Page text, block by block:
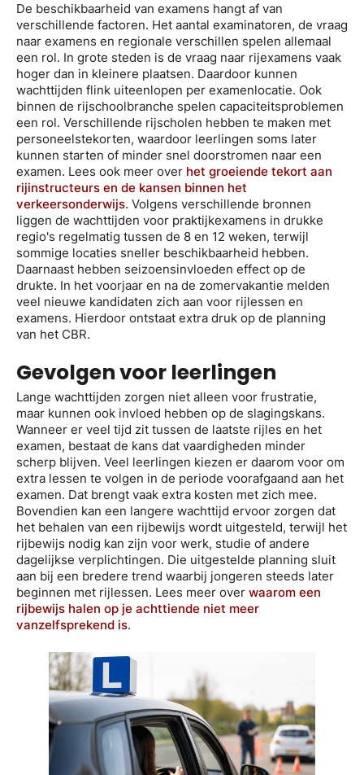
De beschikbaarheid van examens hangt af van
verschillende factoren. Het aantal examinatoren, de vraag
naar examens en regionale verschillen spelen allemaal
een rol. In grote steden is de vraag naar rijexamens vaak
hoger dan in kleinere plaatsen. Daardoor kunnen
wachttijden flink uiteenlopen per examenlocatie. Ook
binnen de rijschoolbranche spelen capaciteitsproblemen
een rol. Verschillende rijscholen hebben te maken met
personeelstekorten, waardoor leerlingen soms later
kunnen starten of minder snel doorstromen naar een
examen. Lees ook meer over het groeiende tekort aan
rijinstructeurs en de kansen binnen het
verkeersonderwijs. Volgens verschillende bronnen
liggen de wachttijden voor praktijkexamens in drukke
regio's regelmatig tussen de 8 en 12 weken, terwijl
sommige locaties sneller beschikbaarheid hebben.
Daarnaast hebben seizoensinvloeden effect op de
drukte. In het voorjaar en na de zomervakantie melden
veel nieuwe kandidaten zich aan voor rijlessen en
examens. Hierdoor ontstaat extra druk op de planning
van het CBR.
Gevolgen voor leerlingen
Lange wachttijden zorgen niet alleen voor frustratie,
maar kunnen ook invloed hebben op de slagingskans.
Wanneer er veel tijd zit tussen de laatste rijles en het
examen, bestaat de kans dat vaardigheden minder
scherp blijven. Veel leerlingen kiezen er daarom voor om
extra lessen te volgen in de periode voorafgaand aan het
examen. Dat brengt vaak extra kosten met zich mee.
Bovendien kan een langere wachttijd ervoor zorgen dat
het behalen van een rijbewijs wordt uitgesteld, terwijl het
rijbewijs nodig kan zijn voor werk, studie of andere
dagelijkse verplichtingen. Die uitgestelde planning sluit
aan bij een bredere trend waarbij jongeren steeds later
beginnen met rijlessen. Lees meer over waarom een
rijbewijs halen op je achttiende niet meer
vanzelfsprekend is.